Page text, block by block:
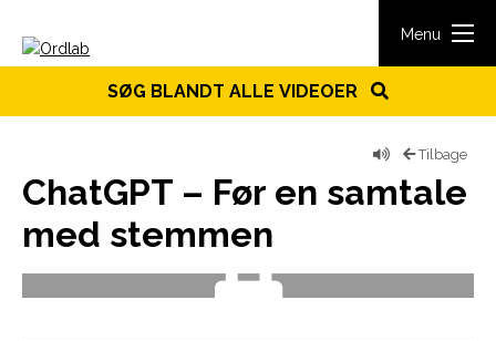
Menu
SØG BLANDT ALLE VIDEOER
Tilbage
ChatGPT – Før en samtale
med stemmen